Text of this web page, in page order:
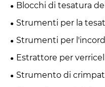
Blocchi di tesatura
Strumenti per la
Strumenti per
Estrattore per
Strumento di